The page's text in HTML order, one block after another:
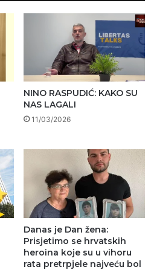
NINO RASPUDIĆ: KAKO SU
NAS LAGALI
11/03/2026
Danas je Dan žena:
Prisjetimo se hrvatskih
heroina koje su u vihoru
rata pretrpjele najveću bol